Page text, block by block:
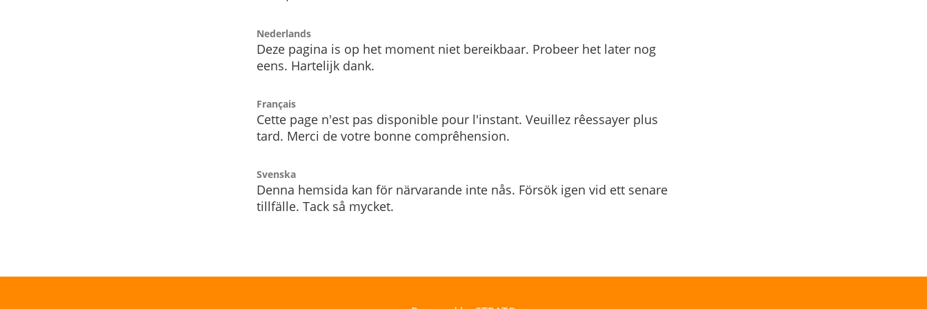
Nederlands
Deze pagina is op het moment niet bereikbaar. Probeer het later nog
eens. Hartelijk dank.
Français
Cette page n'est pas disponible pour l'instant. Veuillez rêessayer plus
tard. Merci de votre bonne comprêhension.
Svenska
Denna hemsida kan för närvarande inte nås. Försök igen vid ett senare
tillfälle. Tack så mycket.